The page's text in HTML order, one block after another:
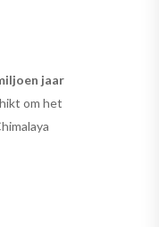
jaar
om het